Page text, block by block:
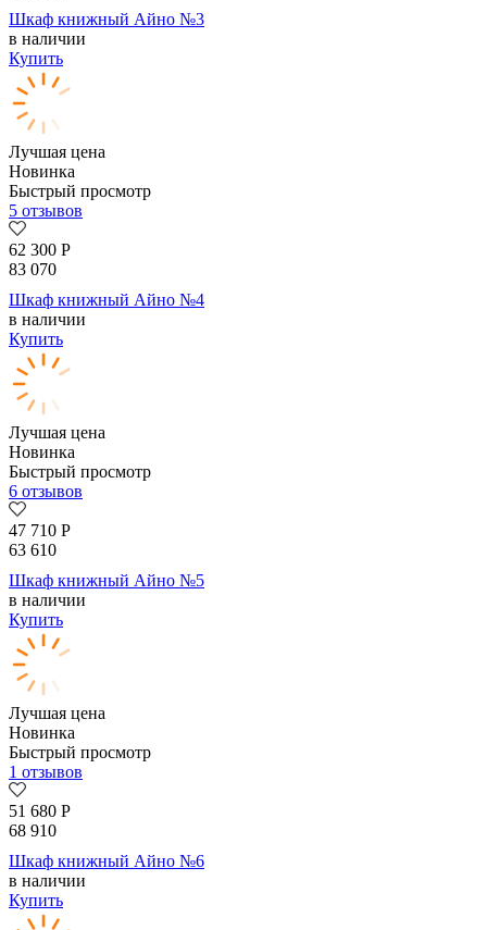
Шкаф книжный Айно №3
в наличии
Купить
Лучшая цена
Новинка
Быстрый просмотр
5 отзывов
62 300 Р
83 070
Шкаф книжный Айно №4
в наличии
Купить
Лучшая цена
Новинка
Быстрый просмотр
6 отзывов
47 710 Р
63 610
Шкаф книжный Айно №5
в наличии
Купить
Лучшая цена
Новинка
Быстрый просмотр
1 отзывов
51 680 Р
68 910
Шкаф книжный Айно №6
в наличии
Купить